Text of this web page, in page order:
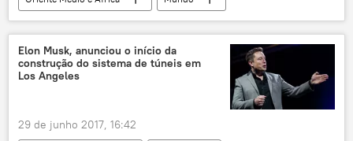
Notícias
Raqqa Síria
Irã
Abu Bakr al-Baghdadi
Hojjat ol Eslam Ali Shirazi
Daesh
líder terrorista
Elon Musk, anunciou o início da
construção do sistema de túneis em
Los Angeles
29 de junho 2017, 16:42